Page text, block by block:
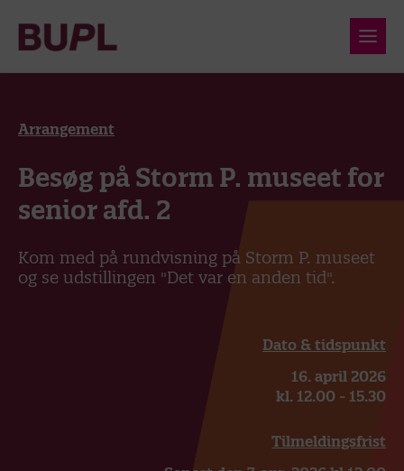
Arrangement
Besøg på Storm P. museet for
senior afd. 2
Kom med på rundvisning på Storm P. museet
og se udstillingen "Det var en anden tid".
Dato & tidspunkt
16. april 2026
kl. 12.00 - 15.30
Tilmeldingsfrist